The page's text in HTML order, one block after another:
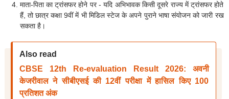
माता-पिता का ट्रांसफर होने पर - यदि अभिभावक किसी दूसरे राज्य में ट्रांसफर होते
हैं, तो छात्र कक्षा 9वीं में भी मिडिल स्टेज के अपने पुराने भाषा संयोजन को जारी रख
सकता है।
Also read
CBSE 12th Re-evaluation Result 2026: अवनी
केजरीवाल ने सीबीएसई की 12वीं परीक्षा में हासिल किए 100
प्रतिशत अंक